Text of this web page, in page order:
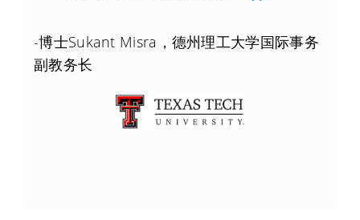
-博士Sukant Misra，德州理工大学国际事务
副教务长